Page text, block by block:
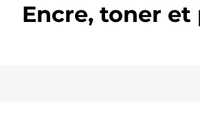
Encre, toner